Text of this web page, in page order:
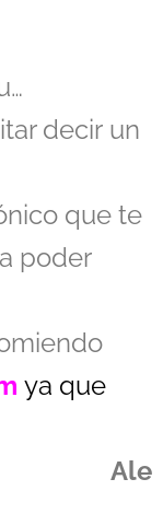
decir un
que te
poder
ya que
Ale